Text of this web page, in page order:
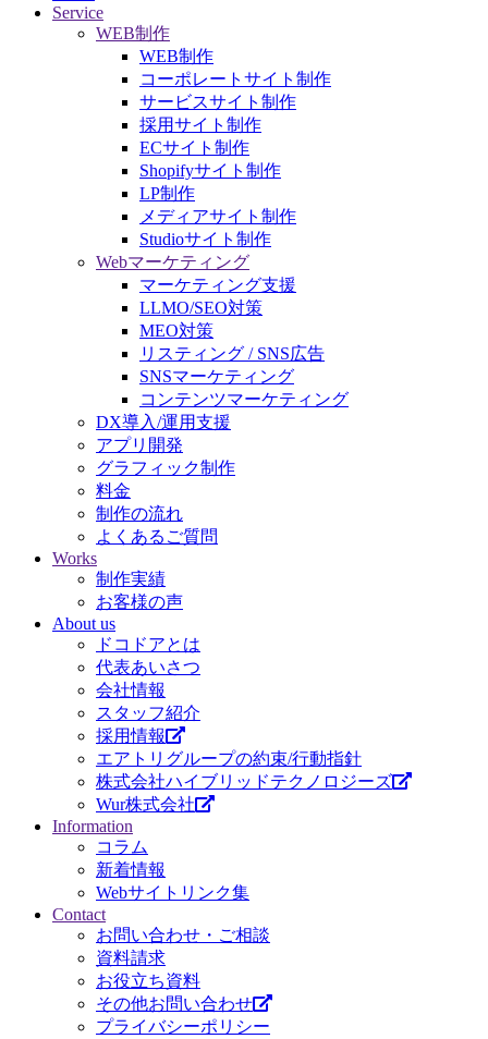
Service
WEB制作
WEB制作
コーポレートサイト制作
サービスサイト制作
採用サイト制作
ECサイト制作
Shopifyサイト制作
LP制作
メディアサイト制作
Studioサイト制作
Webマーケティング
マーケティング支援
LLMO/SEO対策
MEO対策
リスティング / SNS広告
SNSマーケティング
コンテンツマーケティング
DX導入/運用支援
アプリ開発
グラフィック制作
料金
制作の流れ
よくあるご質問
Works
制作実績
お客様の声
About us
ドコドアとは
代表あいさつ
会社情報
スタッフ紹介
採用情報
エアトリグループの約束/行動指針
株式会社ハイブリッドテクノロジーズ
Wur株式会社
Information
コラム
新着情報
Webサイトリンク集
Contact
お問い合わせ・ご相談
資料請求
お役立ち資料
その他お問い合わせ
プライバシーポリシー